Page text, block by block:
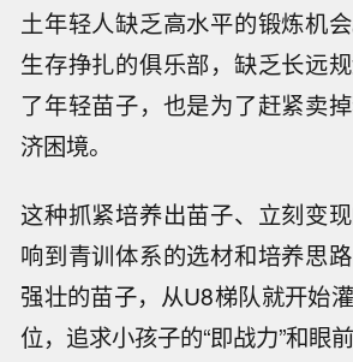
土年轻人缺乏高水平的锻炼机
生存挣扎的俱乐部，缺乏长远
了年轻苗子，也是为了赶紧卖
济困境。
这种抓紧培养出苗子、立刻变
响到青训体系的选材和培养思
强壮的苗子，从U8梯队就开始
位，追求小孩子的“即战力”和眼前